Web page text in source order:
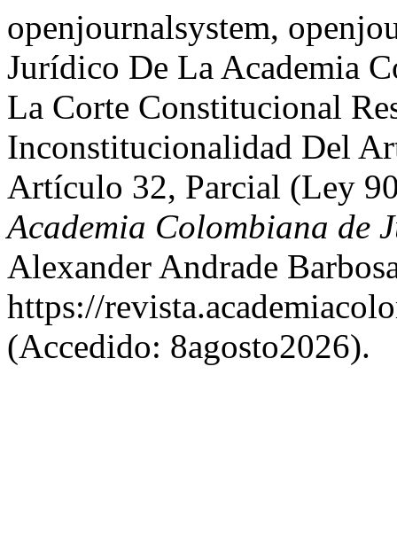
openjournalsystem,
Jurídico De La Academia
La Corte Constitucional
Inconstitucionalidad Del
Artículo 32, Parcial (Ley
Academia Colombiana de
Alexander Andrade
https://
(Accedido: 8agosto2026).